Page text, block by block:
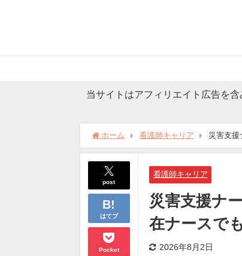
当サイトはアフィリエイト広告を含
ホーム 看護師キャリア 災害支援
post
はてブ
Pocket
看護師キャリア
災害支援ナ
在ナースで
2026年8月2日